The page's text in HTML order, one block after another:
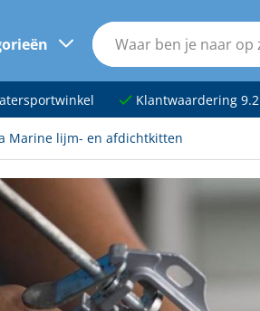
Klantwaardering 9.2
Marine lijm- en afdichtkitten